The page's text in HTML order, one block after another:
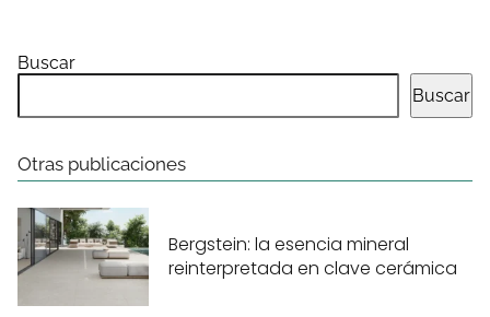
Buscar
Buscar
Otras publicaciones
Bergstein: la esencia mineral
reinterpretada en clave cerámica